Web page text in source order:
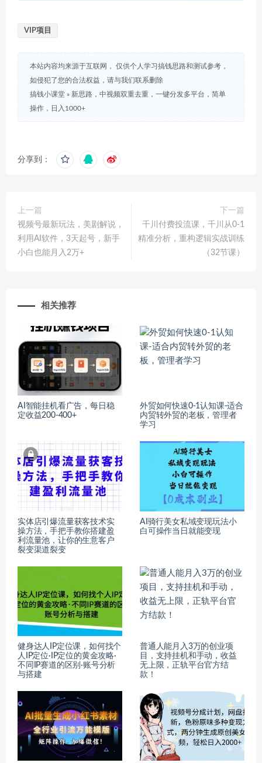
VIP项目
本站内容均来源于互联网， 仅供个人学习搞钱思路和测试参考，
如侵犯了您的合法权益，请与我们联系删除
搞钱小课堂 » 新思路，中视频双重去重，一键分发多平台，简单
操作，日入1000+
分享到：
上一篇
视频号最新玩法，美剧解说，
利用AI软件，3天起号，新手
小白也能月入2万+
下一篇
千川付费投流课，千川从0-1
精准分析，重构逻辑实战训练
（32节课）
相关推荐
AI智能挂机看广告，每日稳
定收益200-400+
外贸如何快速0-1认知课-适合
内贸转外贸的老板，管理者
学习
实体店引爆流量获客技术实
操方法，手把手教你搭建盈
利流量池，让你的生意客户
裂变渠道裂变
AI骑行美女私域变现玩法小
白可操作当日就能变现
健身达人IP定位课，如何找个
人IP定位·IP定位的黄金攻略·
不同IP赛道的区别·账号分析
与搭建
普通人能月入3万的创业项
目，支持挂机和手动，收益
无上限，正轨平台官方结
款！